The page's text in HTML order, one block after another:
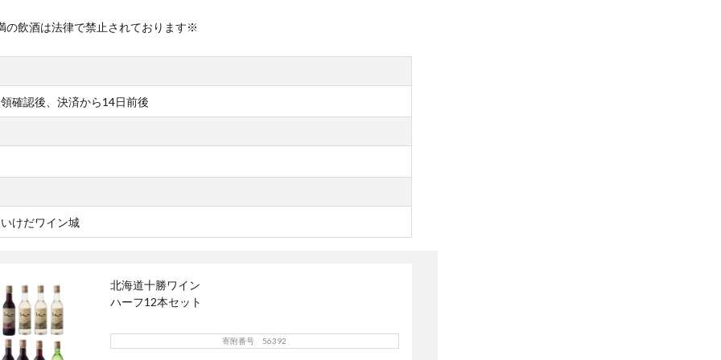
飲酒は法律で禁止されております※
確認後、決済から14日前後
けだワイン城
北海道十勝ワイン
ハーフ12本セット
寄附番号 56392